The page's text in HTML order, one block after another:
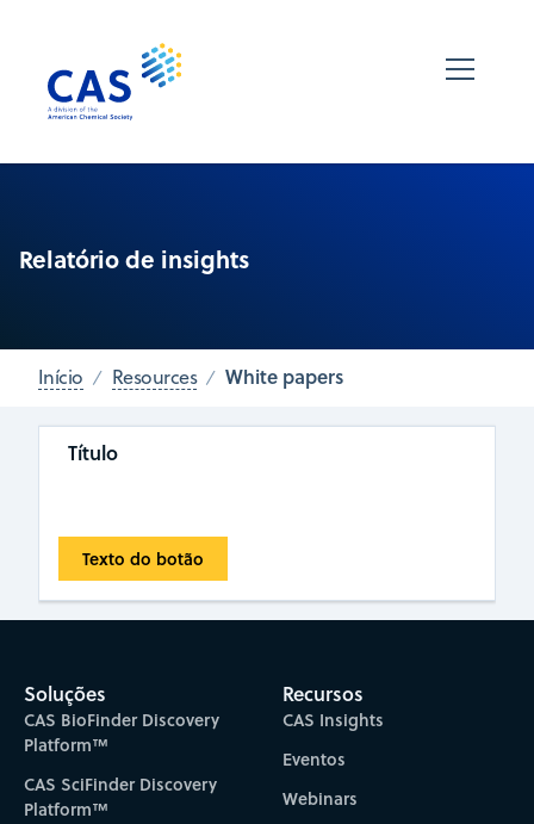
Relatório de insights
Início Resources White papers
Título
Texto do botão
Soluções
CAS BioFinder Discovery
Platform™
CAS SciFinder Discovery
Platform™
Recursos
CAS Insights
Eventos
Webinars